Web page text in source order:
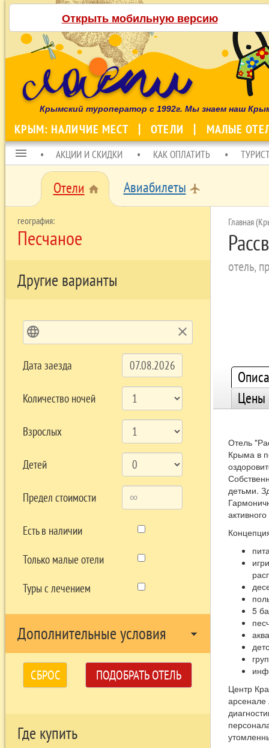
Открыть мобильную версию
Крымский туроператор с 1992г. Мы знаем наш
КРЫМ: НАЛИЧИЕ МЕСТ ОТЕЛИ МАЛЫЕ
menu АКЦИИ И СКИДКИ КАК ОПЛАТИТЬ
Отели home Авиабилеты local_airport
Песчаное
Другие варианты
language clear
Дата заезда
Количество ночей
Взрослых
Детей
Предел стоимости
Есть в наличии
Только малые отели
Туры с лечением
Дополнительные условия arrow_drop_down
СБРОС ПОДОБРАТЬ ОТЕЛЬ
Где купить
Главная
отель,
Цены
Отель
Крыма в
детьми.
5
Центр